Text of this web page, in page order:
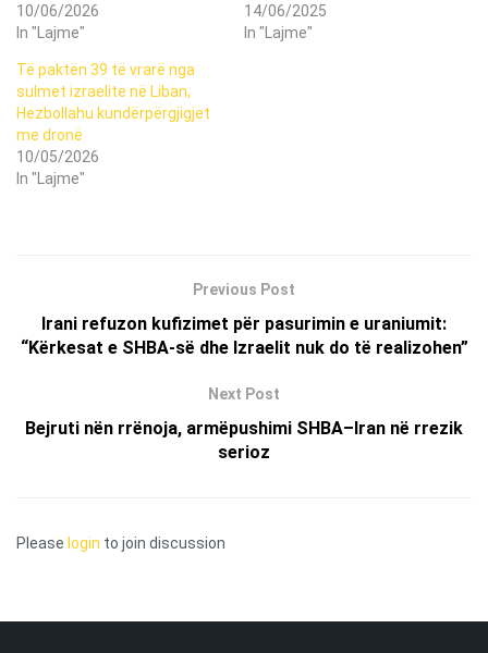
10/06/2026
In "Lajme"
14/06/2025
In "Lajme"
Të paktën 39 të vrarë nga
sulmet izraelite në Liban,
Hezbollahu kundërpërgjigjet
me dronë
10/05/2026
In "Lajme"
Previous Post
Irani refuzon kufizimet për pasurimin e uraniumit:
“Kërkesat e SHBA-së dhe Izraelit nuk do të realizohen”
Next Post
Bejruti nën rrënoja, armëpushimi SHBA–Iran në rrezik
serioz
Please login to join discussion